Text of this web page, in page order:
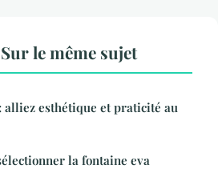
le même sujet
esthétique et praticité au
la fontaine eva